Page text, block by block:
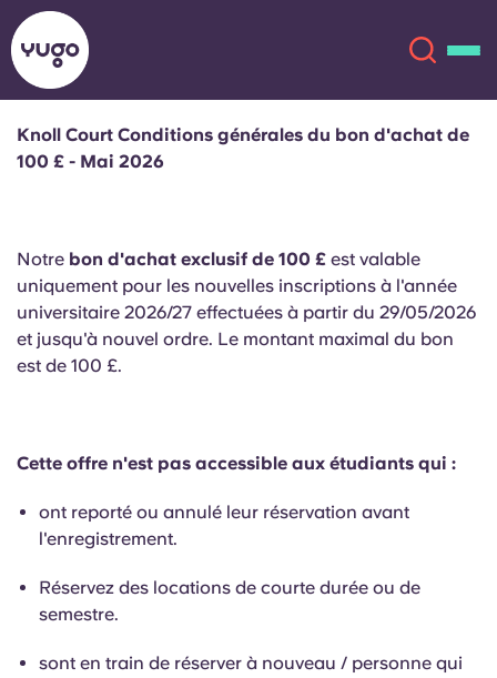
À propos
Plus
Compte Langue
English (GB)
Sélectionnez un pays
Sélectionnez une ville
Choisissez une résidence
Se connecter
Réservez maintenant
English (GB)
Chinese Español
Portuguese
Knoll Court Conditions générales du bon d'achat de
100 £ - Mai 2026
Notre bon d'achat exclusif de 100 £ est valable
uniquement pour les nouvelles inscriptions à l'année
universitaire 2026/27 effectuées à partir du 29/05/2026
et jusqu'à nouvel ordre. Le montant maximal du bon
est de 100 £.
Cette offre n'est pas accessible aux étudiants qui :
ont reporté ou annulé leur réservation avant
l'enregistrement.
Réservez des locations de courte durée ou de
semestre.
sont en train de réserver à nouveau / personne qui